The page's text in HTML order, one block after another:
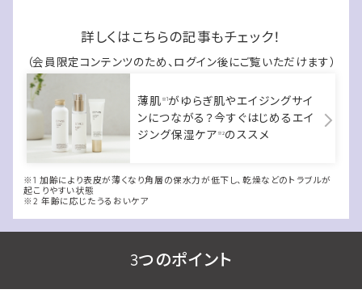
詳しくはこちらの記事もチェック！
（会員限定コンテンツのため、ログイン後にご覧いただけます）
薄肌 ※1がゆらぎ肌やエイジングサイ
ンにつながる？今すぐはじめるエイ
ジング保湿ケア ※2のススメ
※1 加齢により表皮が薄くなり角層の保水力が低下し、乾燥などのトラブルが
起こりやすい状態
※2 年齢に応じたうるおいケア
3つのポイント